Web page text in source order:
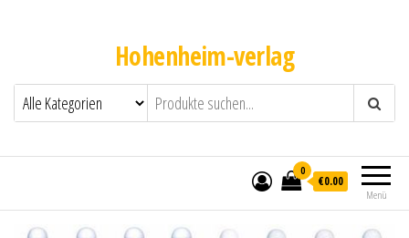
Hohenheim-verlag
Menü
0
€0.00